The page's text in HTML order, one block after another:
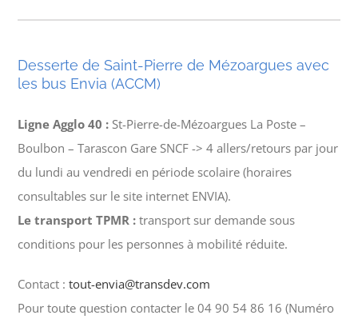
Desserte de Saint-Pierre de Mézoargues avec
les bus Envia (ACCM)
Ligne Agglo 40 : St-Pierre-de-Mézoargues La Poste –
Boulbon – Tarascon Gare SNCF -> 4 allers/retours par jour
du lundi au vendredi en période scolaire (horaires
consultables sur le site internet ENVIA).
Le transport TPMR : transport sur demande sous
conditions pour les personnes à mobilité réduite.
Contact :tout-envia@transdev.com
Pour toute question contacter le 04 90 54 86 16 (Numéro